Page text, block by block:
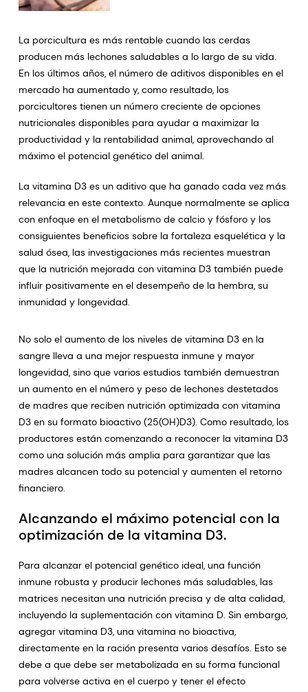
La porcicultura es más rentable cuando las cerdas
producen más lechones saludables a lo largo de su vida.
En los últimos años, el número de aditivos disponibles en el
mercado ha aumentado y, como resultado, los
porcicultores tienen un número creciente de opciones
nutricionales disponibles para ayudar a maximizar la
productividad y la rentabilidad animal, aprovechando al
máximo el potencial genético del animal.
La vitamina D3 es un aditivo que ha ganado cada vez más
relevancia en este contexto. Aunque normalmente se aplica
con enfoque en el metabolismo de calcio y fósforo y los
consiguientes beneficios sobre la fortaleza esquelética y la
salud ósea, las investigaciones más recientes muestran
que la nutrición mejorada con vitamina D3 también puede
influir positivamente en el desempeño de la hembra, su
inmunidad y longevidad.
No solo el aumento de los niveles de vitamina D3 en la
sangre lleva a una mejor respuesta inmune y mayor
longevidad, sino que varios estudios también demuestran
un aumento en el número y peso de lechones destetados
de madres que reciben nutrición optimizada con vitamina
D3 en su formato bioactivo (25(OH)D3). Como resultado, los
productores están comenzando a reconocer la vitamina D3
como una solución más amplia para garantizar que las
madres alcancen todo su potencial y aumenten el retorno
financiero.
Alcanzando el máximo potencial con la
optimización de la vitamina D3.
Para alcanzar el potencial genético ideal, una función
inmune robusta y producir lechones más saludables, las
matrices necesitan una nutrición precisa y de alta calidad,
incluyendo la suplementación con vitamina D. Sin embargo,
agregar vitamina D3, una vitamina no bioactiva,
directamente en la ración presenta varios desafíos. Esto se
debe a que debe ser metabolizada en su forma funcional
para volverse activa en el cuerpo y tener el efecto